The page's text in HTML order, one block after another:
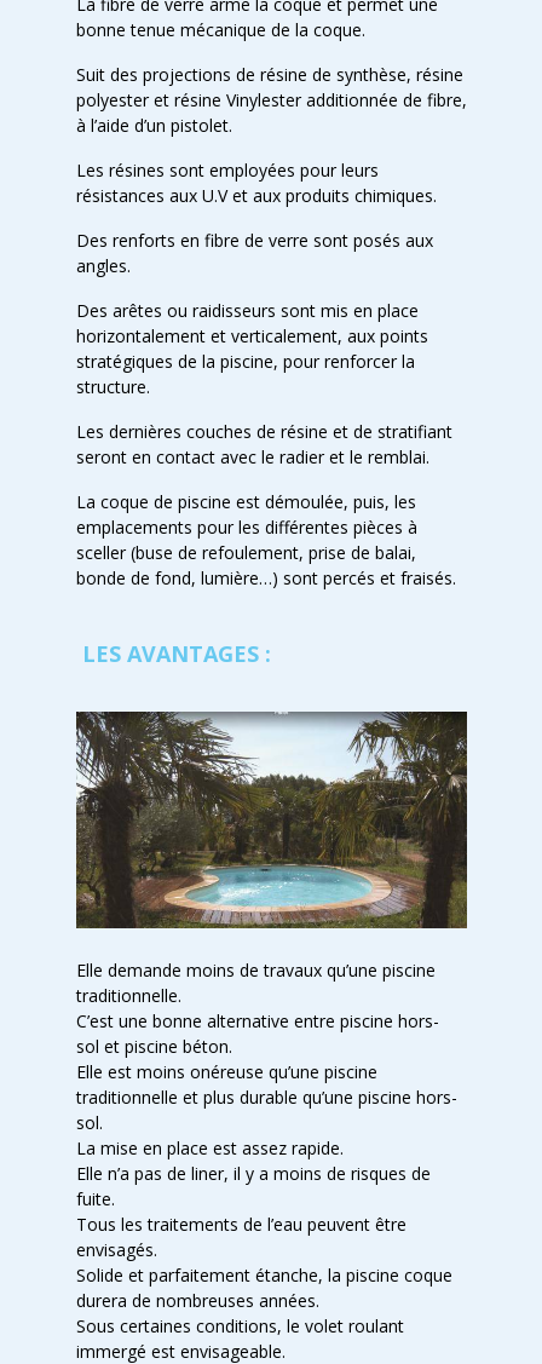
La fibre de verre arme la coque et permet une
bonne tenue mécanique de la coque.
Suit des projections de résine de synthèse, résine
polyester et résine Vinylester additionnée de fibre,
à l’aide d’un pistolet.
Les résines sont employées pour leurs
résistances aux U.V et aux produits chimiques.
Des renforts en fibre de verre sont posés aux
angles.
Des arêtes ou raidisseurs sont mis en place
horizontalement et verticalement, aux points
stratégiques de la piscine, pour renforcer la
structure.
Les dernières couches de résine et de stratifiant
seront en contact avec le radier et le remblai.
La coque de piscine est démoulée, puis, les
emplacements pour les différentes pièces à
sceller (buse de refoulement, prise de balai,
bonde de fond, lumière…) sont percés et fraisés.
LES AVANTAGES :
Elle demande moins de travaux qu’une piscine
traditionnelle.
C’est une bonne alternative entre piscine hors-
sol et piscine béton.
Elle est moins onéreuse qu’une piscine
traditionnelle et plus durable qu’une piscine hors-
sol.
La mise en place est assez rapide.
Elle n’a pas de liner, il y a moins de risques de
fuite.
Tous les traitements de l’eau peuvent être
envisagés.
Solide et parfaitement étanche, la piscine coque
durera de nombreuses années.
Sous certaines conditions, le volet roulant
immergé est envisageable.